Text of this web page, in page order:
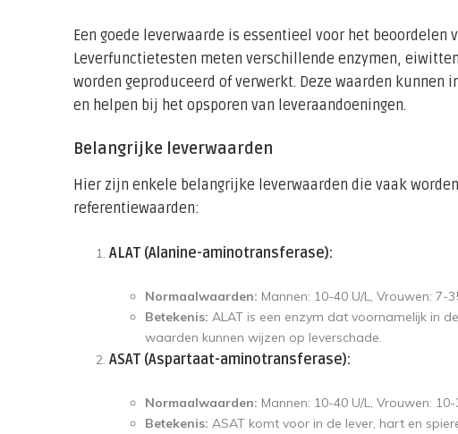
Een goede leverwaarde is essentieel voor het beoordelen
Leverfunctietesten meten verschillende enzymen,
worden geproduceerd of verwerkt. Deze waarden kunnen
en helpen bij het opsporen van leveraandoeningen.
Belangrijke leverwaarden
Hier zijn enkele belangrijke leverwaarden die vaak
referentiewaarden:
ALAT (Alanine-aminotransferase):
Normaalwaarden: Mannen: 10-40 U/L, Vrouwen: 7-
Betekenis: ALAT is een enzym dat voornamelijk in
waarden kunnen wijzen op leverschade.
ASAT (Aspartaat-aminotransferase):
Normaalwaarden: Mannen: 10-40 U/L, Vrouwen: 10-
Betekenis: ASAT komt voor in de lever, hart en